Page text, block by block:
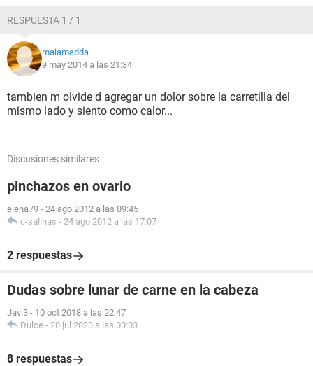
RESPUESTA 1 / 1
maiamadda
9 may 2014 a las 21:34
tambien m olvide d agregar un dolor sobre la carretilla del
mismo lado y siento como calor...
Discusiones similares
pinchazos en ovario
elena79 - 24 ago 2012 a las 09:45
c-salinas - 24 ago 2012 a las 17:07
2 respuestas
Dudas sobre lunar de carne en la cabeza
Javi3 - 10 oct 2018 a las 22:47
Dulce - 20 jul 2023 a las 03:03
8 respuestas